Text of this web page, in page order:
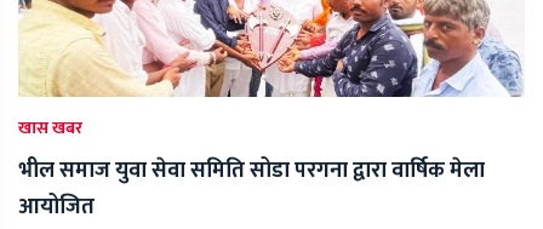
खास खबर
भील समाज युवा सेवा समिति सोडा परगना द्वारा वार्षिक मेला
आयोजित